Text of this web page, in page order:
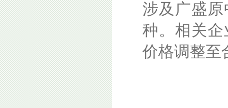
涉及广盛
种。相关企
价格调整至